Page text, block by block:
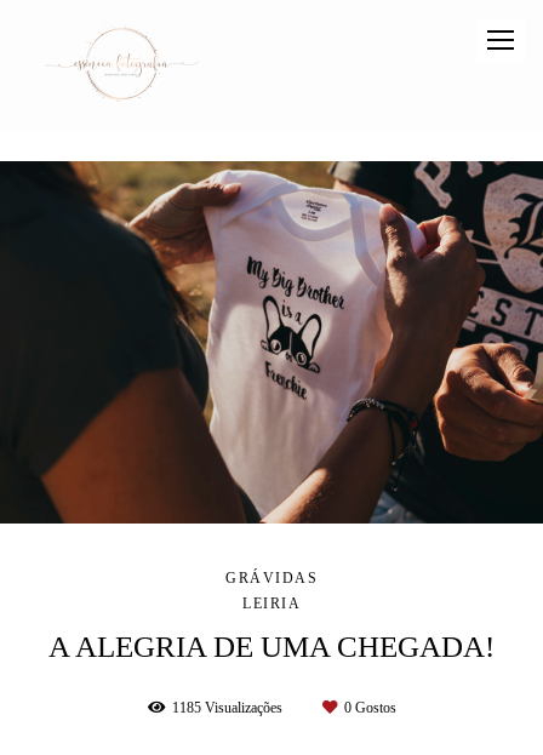
GRÁVIDAS
LEIRIA
A ALEGRIA DE UMA CHEGADA!
1185Visualizações 0Gostos